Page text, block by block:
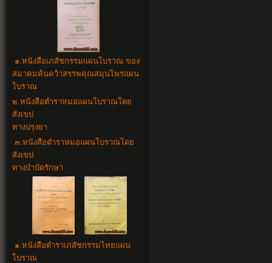
๑.หนังสือเภสัชกรรมแผนโบราณ ของ
สมาคมค้นคว้าสรรพคุณสมุนไพรแผน
โบราณ
๒.หนังสือตำราหมอแผนโบราณโดย
สังเขป
ทางปรุงยา
๓.หนังสือตำราหมอแผนโบราณโดย
สังเขป
ทางบำบัดรักษา
๑.หนังสือตำราเภสัชกรรมไทยแผน
โบราณ